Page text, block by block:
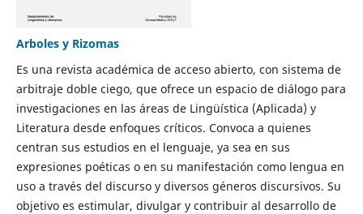
Arboles y Rizomas
Es una revista académica de acceso abierto, con sistema de
arbitraje doble ciego, que ofrece un espacio de diálogo para
investigaciones en las áreas de Lingüística (Aplicada) y
Literatura desde enfoques críticos. Convoca a quienes
centran sus estudios en el lenguaje, ya sea en sus
expresiones poéticas o en su manifestación como lengua en
uso a través del discurso y diversos géneros discursivos. Su
objetivo es estimular, divulgar y contribuir al desarrollo de